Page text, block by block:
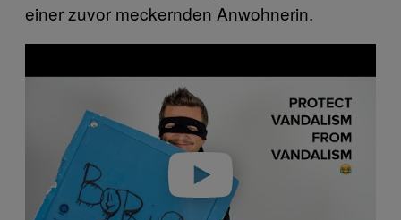
einer zuvor meckernden Anwohnerin.
a